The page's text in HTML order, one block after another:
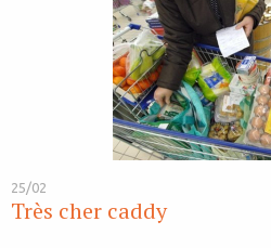
25/02
Très cher caddy